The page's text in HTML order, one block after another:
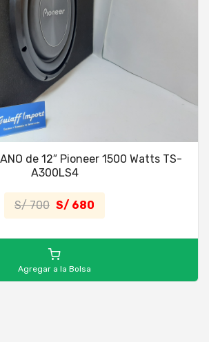
de 12″ Pioneer 1500 Watts TS-
A300LS4
S/ 700 S/ 680
Agregar a la Bolsa